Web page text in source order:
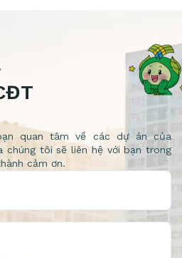
quan tâm về các dự án của
chúng tôi sẽ liên hệ với bạn trong
cảm ơn.